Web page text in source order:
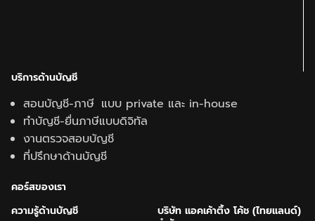
บริการด้านบัญชี
สอนบัญชี-ภาษี แบบ private และ in-house
ทำบัญชี-ยื่นภาษีแบบดิจิทัล
งานตรวจสอบบัญชี
ที่ปรึกษาด้านบัญชี
คอร์สของเรา
ความรู้ด้านบัญชี
บริษัท แอคเค้าติ้ง โค้ช (ไทยแลนด์)